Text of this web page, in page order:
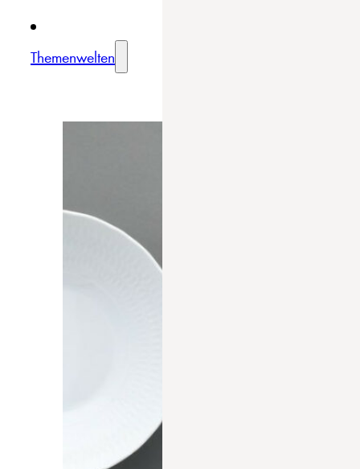
Themenwelten